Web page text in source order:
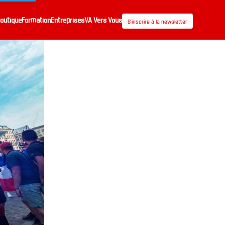
FormationEntreprisesVA Vers Vous S’inscrire à la newsletter